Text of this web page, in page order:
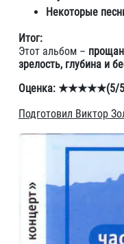
Некоторые
Итог:
Этот альбом –
зрелость, глубина и
Оценка: ★★★★★(5/
Подготовил Виктор